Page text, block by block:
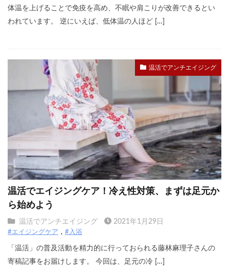
体温を上げることで免疫を高め、不眠や肩こりが改善できるとい
われています。 逆にいえば、低体温の人ほど […]
温活でアンチエイジング
温活でエイジングケア！冷え性対策、まずは足元か
ら始めよう
温活でアンチエイジング 2021年1月29日
#エイジングケア #入浴
「温活」の普及活動を精力的に行っておられる藤林麻理子さんの
寄稿記事をお届けします。 今回は、足元の冷 […]